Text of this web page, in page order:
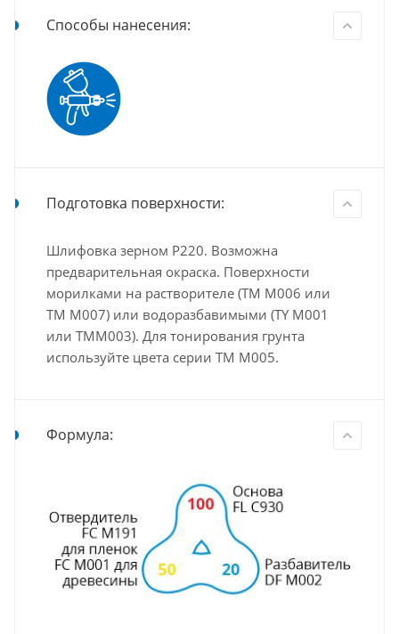
Способы нанесения:
Подготовка поверхности:
Шлифовка зерном P220. Возможна
предварительная окраска. Поверхности
морилками на растворителе (TM M006 или
TM M007) или водоразбавимыми (TY M001
или TMM003). Для тонирования грунта
используйте цвета серии TM M005.
Формула: